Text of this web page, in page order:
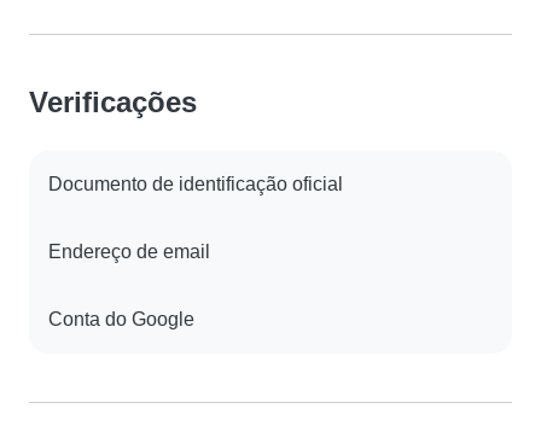
Verificações
Documento de identificação oficial
Endereço de email
Conta do Google